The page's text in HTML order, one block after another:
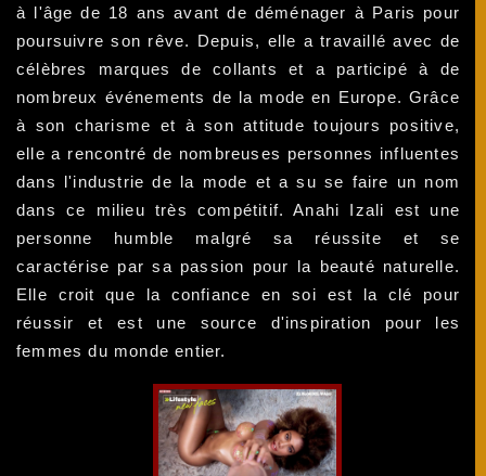
à l'âge de 18 ans avant de déménager à Paris pour
poursuivre son rêve. Depuis, elle a travaillé avec de
célèbres marques de collants et a participé à de
nombreux événements de la mode en Europe. Grâce
à son charisme et à son attitude toujours positive,
elle a rencontré de nombreuses personnes influentes
dans l'industrie de la mode et a su se faire un nom
dans ce milieu très compétitif. Anahi Izali est une
personne humble malgré sa réussite et se
caractérise par sa passion pour la beauté naturelle.
Elle croit que la confiance en soi est la clé pour
réussir et est une source d'inspiration pour les
femmes du monde entier.